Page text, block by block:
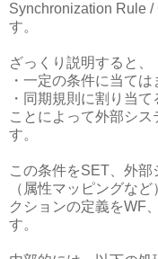
Synchronization Rule
す。
ざっくり説明すると、
・一定の条件に当て
・同期規則に割り当て
ことによって外部シス
す。
この条件をSET、外
（属性マッピングな
クションの定義をWF
す。